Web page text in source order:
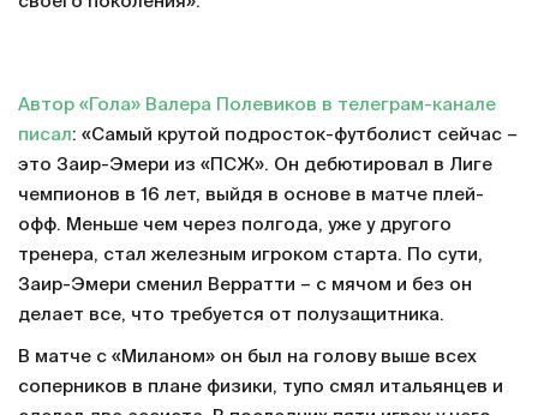
Автор «Гола» Валера Полевиков в телеграм-канале
писал: «Самый крутой подросток-футболист сейчас –
это Заир-Эмери из «ПСЖ». Он дебютировал в Лиге
чемпионов в 16 лет, выйдя в основе в матче плей-
офф. Меньше чем через полгода, уже у другого
тренера, стал железным игроком старта. По сути,
Заир-Эмери сменил Верратти – с мячом и без он
делает все, что требуется от полузащитника.
В матче с «Миланом» он был на голову выше всех
соперников в плане физики, тупо смял итальянцев и